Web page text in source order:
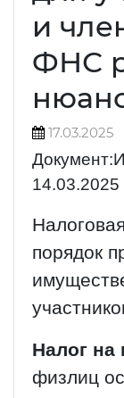
и
ФНС
17.03.2025
14.03.2025
порядок
Налог на
физлиц